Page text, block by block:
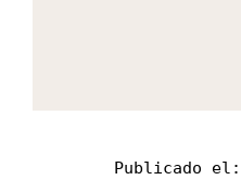
Publicado el: